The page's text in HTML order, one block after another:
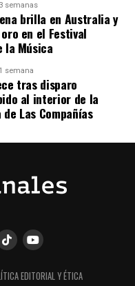
semanas
brilla en Australia y
en el Festival
la Música
semana
tras disparo
al interior de la
Las Compañías
EDITORIAL Y ÉTICA